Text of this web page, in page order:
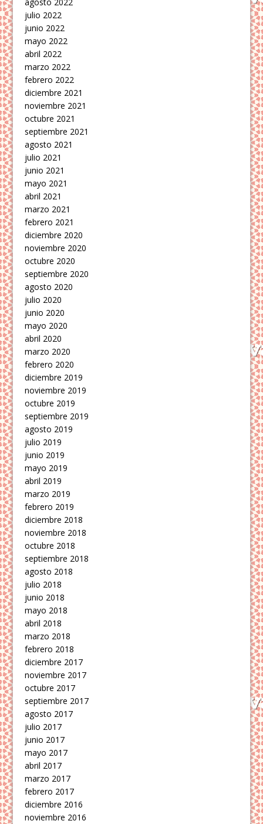
julio 2022
junio 2022
mayo 2022
abril 2022
marzo 2022
febrero 2022
diciembre 2021
noviembre 2021
octubre 2021
septiembre 2021
agosto 2021
julio 2021
junio 2021
mayo 2021
abril 2021
marzo 2021
febrero 2021
diciembre 2020
noviembre 2020
octubre 2020
septiembre 2020
agosto 2020
julio 2020
junio 2020
mayo 2020
abril 2020
marzo 2020
febrero 2020
diciembre 2019
noviembre 2019
octubre 2019
septiembre 2019
agosto 2019
julio 2019
junio 2019
mayo 2019
abril 2019
marzo 2019
febrero 2019
diciembre 2018
noviembre 2018
octubre 2018
septiembre 2018
agosto 2018
julio 2018
junio 2018
mayo 2018
abril 2018
marzo 2018
febrero 2018
diciembre 2017
noviembre 2017
octubre 2017
septiembre 2017
agosto 2017
julio 2017
junio 2017
mayo 2017
abril 2017
marzo 2017
febrero 2017
diciembre 2016
noviembre 2016